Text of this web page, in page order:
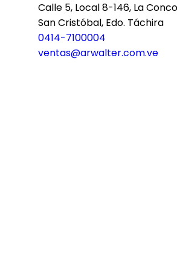
Calle 5, Local 8-146, La
San Cristóbal, Edo. Táchira
0414-7100004
ventas@arwalter.com.ve